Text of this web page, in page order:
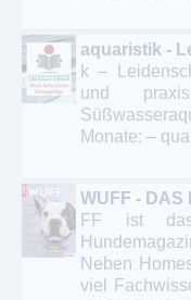
aquaristik -
k –
und
Monate: –
WUFF - DAS
FF ist das
Neben
viel